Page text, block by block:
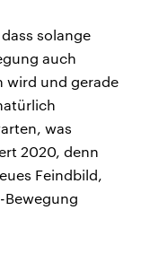
solange
auch
wird und gerade
was
2020, denn
Feindbild,
Bewegung